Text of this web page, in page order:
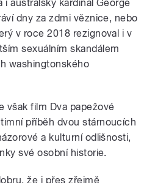
australský kardinál George
dny za zdmi věznice, nebo
v roce 2018 rezignoval i v
sexuálním skandálem
washingtonského
však film Dva papežové
příběh dvou stárnoucích
a kulturní odlišnosti,
své osobní historie.
že i přes zřejmě